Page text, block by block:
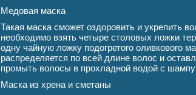
Медовая маска
Такая маска сможет оздоровить и укрепить
необходимо взять четыре столовых ложки
одну чайную ложку подогретого оливкового
распределяется по всей длине волос и
промыть волосы в прохладной водой с
Маска из хрена и сметаны